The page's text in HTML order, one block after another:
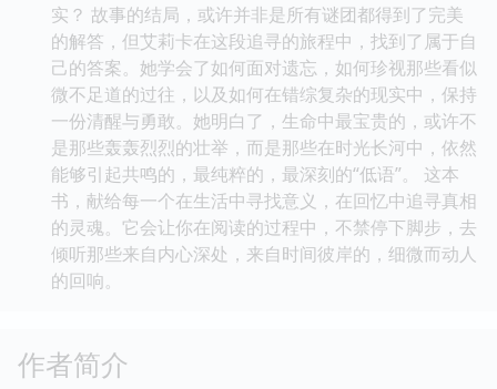
实？ 故事的结局，或许并非是所有谜团都得到了完美
的解答，但艾莉卡在这段追寻的旅程中，找到了属于自
己的答案。她学会了如何面对遗忘，如何珍视那些看似
微不足道的过往，以及如何在错综复杂的现实中，保持
一份清醒与勇敢。她明白了，生命中最宝贵的，或许不
是那些轰轰烈烈的壮举，而是那些在时光长河中，依然
能够引起共鸣的，最纯粹的，最深刻的“低语”。 这本
书，献给每一个在生活中寻找意义，在回忆中追寻真相
的灵魂。它会让你在阅读的过程中，不禁停下脚步，去
倾听那些来自内心深处，来自时间彼岸的，细微而动人
的回响。
作者简介